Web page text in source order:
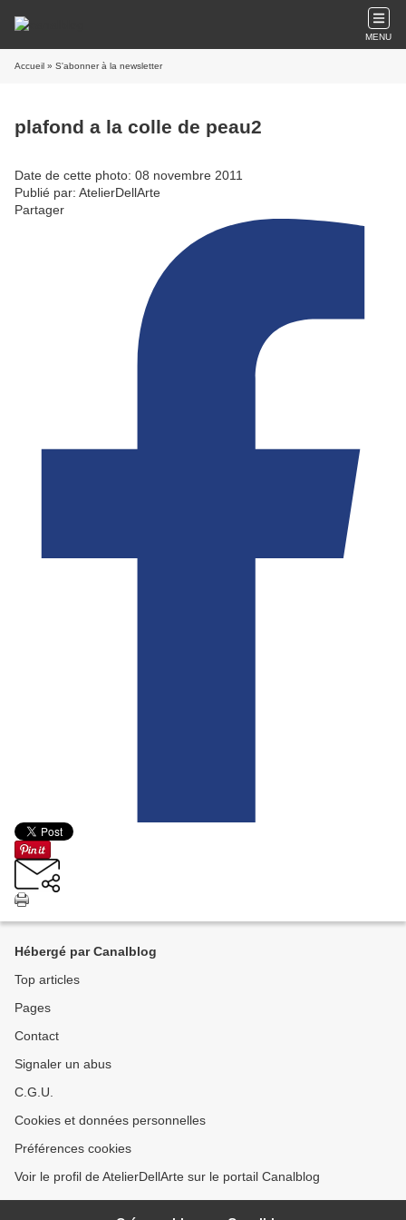
MENU
Accueil » S'abonner à la newsletter
plafond a la colle de peau2
Date de cette photo: 08 novembre 2011
Publié par: AtelierDellArte
Partager
Hébergé par Canalblog
Top articles
Pages
Contact
Signaler un abus
C.G.U.
Cookies et données personnelles
Préférences cookies
Voir le profil de AtelierDellArte sur le portail Canalblog